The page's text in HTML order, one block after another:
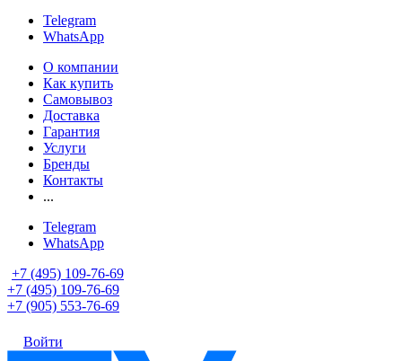
Telegram
WhatsApp
О компании
Как купить
Самовывоз
Доставка
Гарантия
Услуги
Бренды
Контакты
...
Telegram
WhatsApp
+7 (495) 109-76-69
+7 (495) 109-76-69
+7 (905) 553-76-69
Войти